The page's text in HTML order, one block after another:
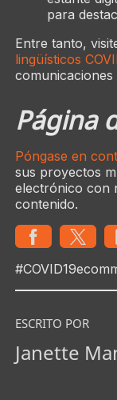
para
Entre tanto,
lingüísticos
Página
Póngase en
sus proyectos
electrónico con
contenido.
ESCRITO POR
Janette